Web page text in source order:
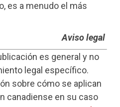
es a menudo el más
Aviso legal
es general y no
legal específico.
sobre cómo se aplican
canadiense en su caso